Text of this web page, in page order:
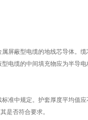
屏蔽型电缆的地线芯导体。
电缆的中间填充物应为半导
准中规定。护套厚度平均值
是否符合要求。